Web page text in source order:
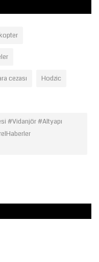
cezası Hodzic
#Vidanjör #Altyapı